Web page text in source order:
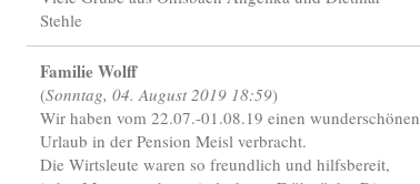
Stehle
Familie Wolff
(Sonntag, 04. August 2019 18:59)
Wir haben vom 22.07.-01.08.19 einen wunderschönen
Urlaub in der Pension Meisl verbracht.
Die Wirtsleute waren so freundlich und hilfsbereit,